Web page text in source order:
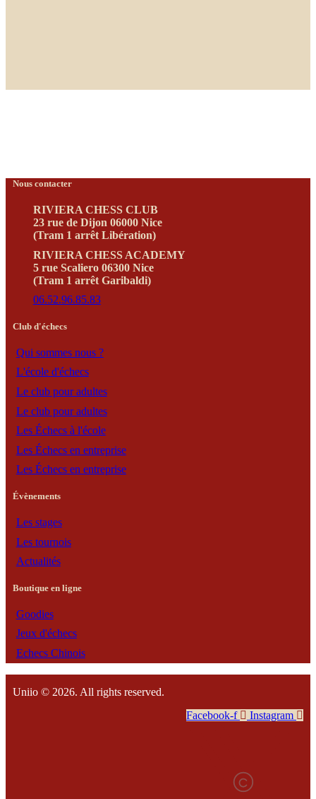
Nous contacter
RIVIERA CHESS CLUB
23 rue de Dijon 06000 Nice
(Tram 1 arrêt Libération)
RIVIERA CHESS ACADEMY
5 rue Scaliero 06300 Nice
(Tram 1 arrêt Garibaldi)
06.52.96.85.83
Club d'échecs
Qui sommes nous ?
L'école d'échecs
Le club pour adultes
Le club pour adultes
Les Échecs à l'école
Les Échecs en entreprise
Les Échecs en entreprise
Évènements
Les stages
Les tournois
Actualités
Boutique en ligne
Goodies
Jeux d'échecs
Echecs Chinois
Uniio © 2026. All rights reserved.
Facebook-f
Instagram